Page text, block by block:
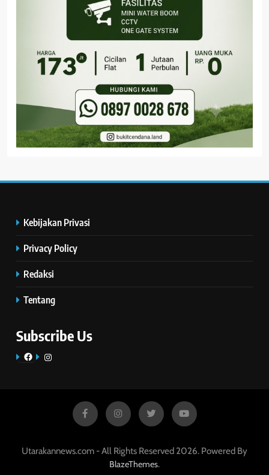
Kebijakan Privasi
Privacy Policy
Redaksi
Tentang
Subscribe Us
FacebookInstagram
Utarakannews.com - All Rights Reserved 2026. Powered By
BlazeThemes.